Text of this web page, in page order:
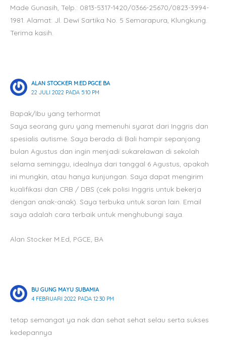
Made Gunasih, Telp.: 0813-5317-1420/0366-25670/0823-3994-
1981. Alamat: Jl. Dewi Sartika No. 5 Semarapura, Klungkung.
Terima kasih.
ALAN STOCKER M.ED PGCE BA
22 JULI 2022 PADA 5:10 PM
Bapak/Ibu yang terhormat
Saya seorang guru yang memenuhi syarat dari Inggris dan
spesialis autisme. Saya berada di Bali hampir sepanjang
bulan Agustus dan ingin menjadi sukarelawan di sekolah
selama seminggu, idealnya dari tanggal 6 Agustus, apakah
ini mungkin, atau hanya kunjungan. Saya dapat mengirim
kualifikasi dan CRB / DBS (cek polisi Inggris untuk bekerja
dengan anak-anak). Saya terbuka untuk saran lain. Email
saya adalah cara terbaik untuk menghubungi saya.
Alan Stocker M.Ed, PGCE, BA
BU GUNG MAYU SUBAMIA
4 FEBRUARI 2022 PADA 12:30 PM
tetap semangat ya nak dan sehat sehat selau serta sukses
kedepannya